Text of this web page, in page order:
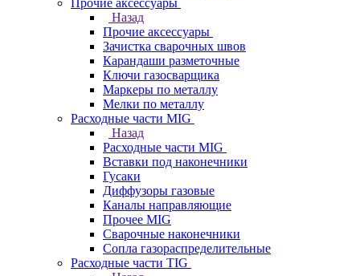
Прочие аксессуары
Назад
Прочие аксессуары
Зачистка сварочных швов
Карандаши разметочные
Ключи газосварщика
Маркеры по металлу
Мелки по металлу
Расходные части MIG
Назад
Расходные части MIG
Вставки под наконечники
Гусаки
Диффузоры газовые
Каналы направляющие
Прочее MIG
Сварочные наконечники
Сопла газораспределительные
Расходные части TIG